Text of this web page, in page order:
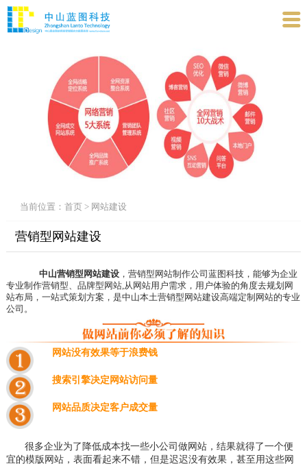

当前位置： 首页 > 网站建设
营销型网站建设
中山营销型网站建设，营销型网站制作公司蓝图科技，能够为企业
专业制作营销型、品牌型网站,从网站用户需求，用户体验的角度去规划网
站布局，一站式策划方案，是中山本土营销型网站建设高端定制网站的专业
公司。
网站没有效果等于浪费钱
搜索引擎决定网站访问量
网站品质决定客户成交量
很多企业为了降低成本找一些小公司做网站，结果就得了一个便
宜的模版网站，表面看起来不错，但是迟迟没有效果，甚至用这些网